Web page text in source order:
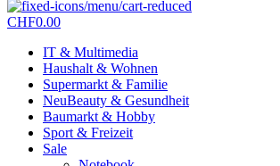
CHF0.00
IT & Multimedia
Haushalt & Wohnen
Supermarkt & Familie
NeuBeauty & Gesundheit
Baumarkt & Hobby
Sport & Freizeit
Sale